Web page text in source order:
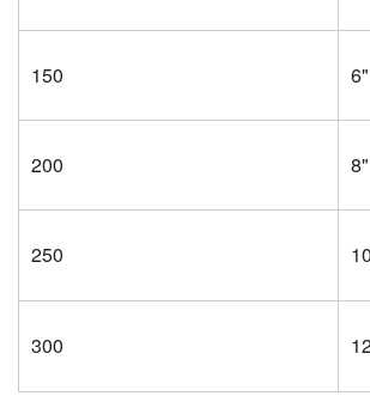
150 6"
200 8"
250
300